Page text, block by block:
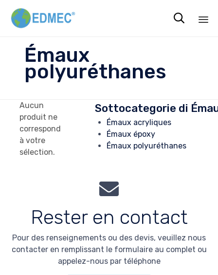

Émaux
polyuréthanes
Sottocategorie di
Émaux acryliques
Émaux époxy
Émaux polyuréthanes
Aucun
produit ne
correspond
à votre
sélection.
Rester en contact
Pour des renseignements ou des devis, veuillez nous
contacter en remplissant le formulaire au complet ou
appelez-nous par téléphone